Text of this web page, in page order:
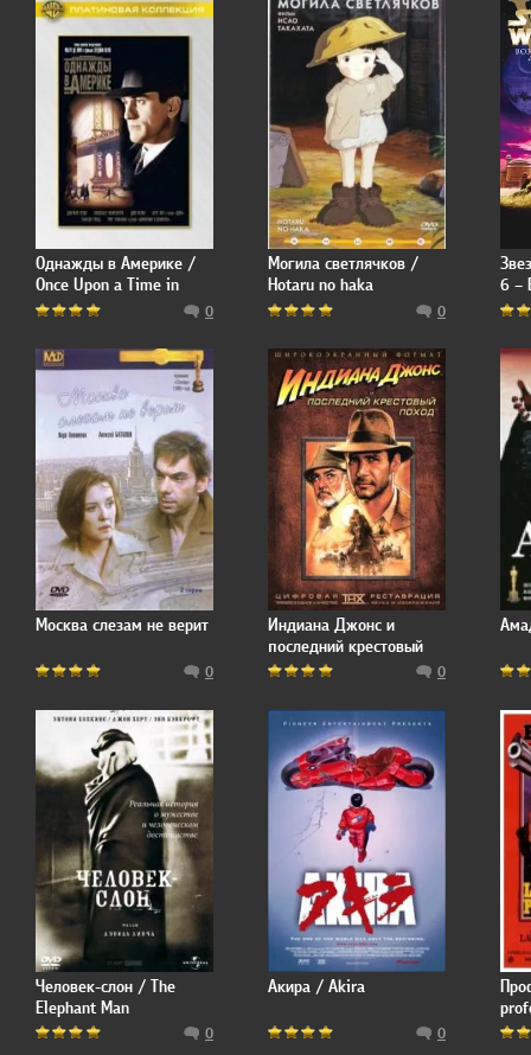
Однажды в Америке /
Once Upon a Time in
America
0
Могила светлячков /
Hotaru no haka
0
6 –
the
Москва слезам не верит
0
Индиана Джонс и
последний крестовый
поход
0
Человек-слон / The
Elephant Man
0
Акира / Akira
0